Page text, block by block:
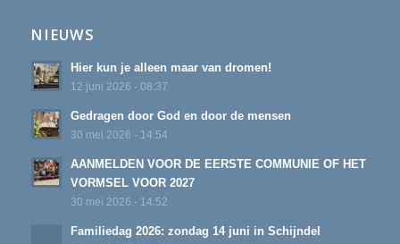
NIEUWS
Hier kun je alleen maar van dromen!
12 juni 2026 - 08:37
Gedragen door God en door de mensen
30 mei 2026 - 14:54
AANMELDEN VOOR DE EERSTE COMMUNIE OF HET
VORMSEL VOOR 2027
30 mei 2026 - 14:52
Familiedag 2026: zondag 14 juni in Schijndel